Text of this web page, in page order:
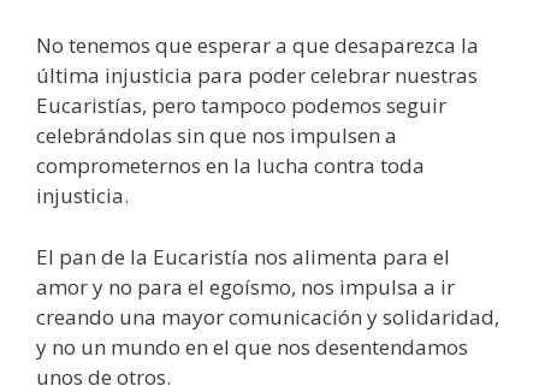
No tenemos que esperar a que desaparezca la
última injusticia para poder celebrar nuestras
Eucaristías, pero tampoco podemos seguir
celebrándolas sin que nos impulsen a
comprometernos en la lucha contra toda
injusticia.
El pan de la Eucaristía nos alimenta para el
amor y no para el egoísmo, nos impulsa a ir
creando una mayor comunicación y solidaridad,
y no un mundo en el que nos desentendamos
unos de otros.